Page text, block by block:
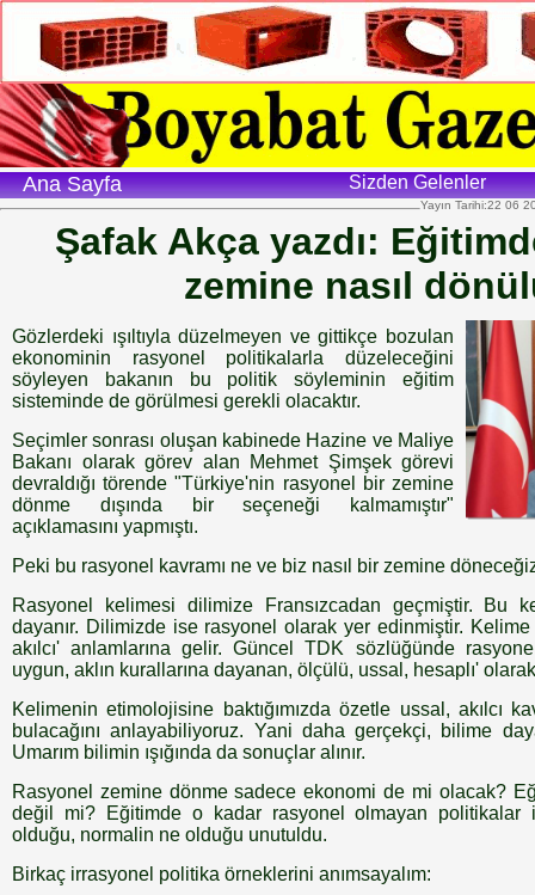
Sizden Gelenler
Ana Sayfa
Yayın Tarihi:22 06
Şafak Akça yazdı:
zemine nasıl
Gözlerdeki ışıltıyla düzelmeyen ve gittikçe bozulan
ekonominin rasyonel politikalarla düzeleceğini
söyleyen bakanın bu politik söyleminin eğitim
sisteminde de görülmesi gerekli olacaktır.
Seçimler sonrası oluşan kabinede Hazine ve Maliye
Bakanı olarak görev alan Mehmet Şimşek görevi
devraldığı törende "Türkiye'nin rasyonel bir zemine
dönme dışında bir seçeneği kalmamıştır"
açıklamasını yapmıştı.
Peki bu rasyonel kavramı ne ve biz nasıl bir zemine
Rasyonel kelimesi dilimize Fransızcadan geçmiştir. Bu
dayanır. Dilimizde ise rasyonel olarak yer edinmiştir.
akılcı' anlamlarına gelir. Güncel TDK sözlüğünde
uygun, aklın kurallarına dayanan, ölçülü, ussal, hesaplı' olarak
Kelimenin etimolojisine baktığımızda özetle ussal, akılcı
bulacağını anlayabiliyoruz. Yani daha gerçekçi, bilime
Umarım bilimin ışığında da sonuçlar alınır.
Rasyonel zemine dönme sadece ekonomi de mi olacak?
değil mi? Eğitimde o kadar rasyonel olmayan politikalar
olduğu, normalin ne olduğu unutuldu.
Birkaç irrasyonel politika örneklerini anımsayalım: